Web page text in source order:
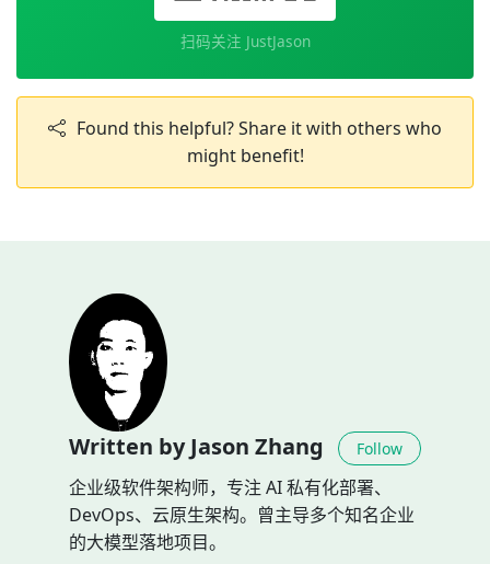
扫码关注 JustJason
Found this helpful? Share it with others who
might benefit!
Written by Jason Zhang Follow
企业级软件架构师，专注 AI 私有化部署、
DevOps、云原生架构。曾主导多个知名企业
的大模型落地项目。